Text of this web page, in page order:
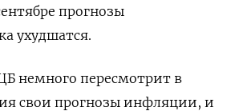
прогнозы
ухудшатся.
немного пересмотрит в
свои прогнозы инфляции, и